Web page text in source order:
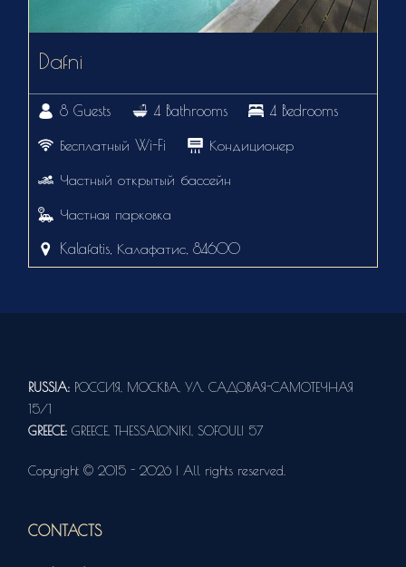
Dafni
8 Guests 4 Bathrooms 4 Bedrooms
Бесплатный Wi-Fi Кондиционер
Частный открытый бассейн
Частная парковка
Kalafatis, Калафатис, 84600
RUSSIA: РОССИЯ, МОСКВА, УЛ. САДОВАЯ-САМОТЕЧНАЯ
15/1
GREECE:GREECE, THESSALONIKI, SOFOULI 57
Copyright © 2015 - 2026 | All rights reserved.
CONTACTS